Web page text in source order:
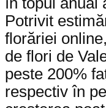
Potrivit
florăriei
de flori de
peste 200%
respectiv în